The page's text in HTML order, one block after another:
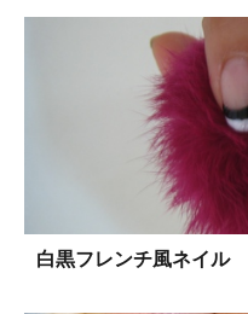
白黒フレンチ風ネイル